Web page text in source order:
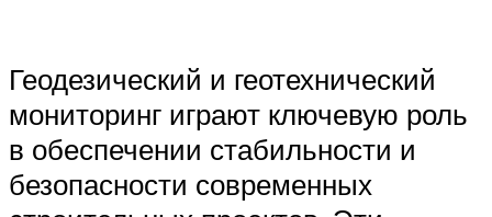
Геодезический и геотехнический
мониторинг играют ключевую роль
в обеспечении стабильности и
безопасности современных